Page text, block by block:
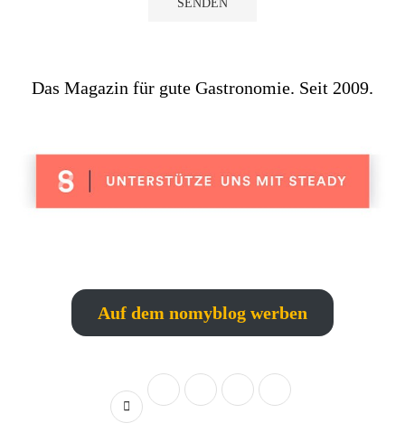
Das Magazin für gute Gastronomie. Seit 2009.
Auf dem nomyblog werben